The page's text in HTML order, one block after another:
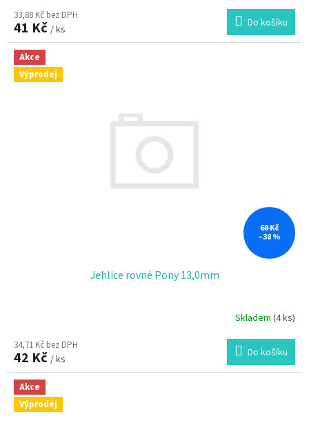
33,88 Kč bez DPH
41 Kč / ks Do košíku
Akce
Výprodej
68 Kč
–38 %
Jehlice rovné Pony 13,0mm
Skladem (4 ks)
34,71 Kč bez DPH
42 Kč / ks Do košíku
Akce
Výprodej